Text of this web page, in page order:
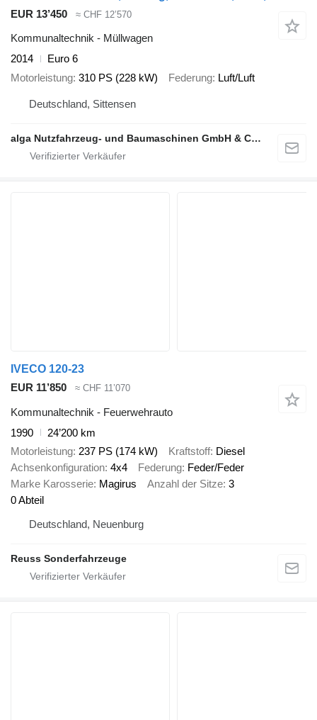
EUR 13’450 ≈ CHF 12’570
Kommunaltechnik - Müllwagen
2014
Euro 6
Motorleistung 310 PS (228 kW) Federung Luft/Luft
Deutschland, Sittensen
alga Nutzfahrzeug- und Baumaschinen GmbH & Co. KG
IVECO 120-23
EUR 11’850
≈ CHF 11’070
Kommunaltechnik - Feuerwehrauto
1990
24’200 km
Motorleistung 237 PS (174 kW) Kraftstoff Diesel
Achsenkonfiguration 4x4 Federung Feder/Feder
Marke Karosserie Magirus Anzahl der Sitze 3
0 Abteil
Deutschland, Neuenburg
Reuss Sonderfahrzeuge